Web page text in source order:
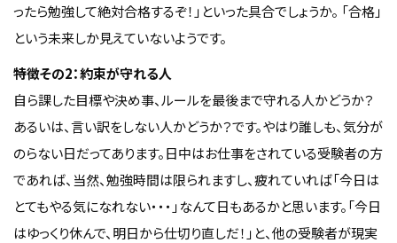
ったら勉強して絶対合格するぞ！」といった具合でしょうか。 「合格」
という未来しか見えていないようです。
特徴その2：約束が守れる人
自ら課した目標や決め事、ルールを最後まで守れる人かどうか？
あるいは、言い訳をしない人かどうか？です。やはり誰しも、気分が
のらない日だってあります。日中はお仕事をされている受験者の方
であれば、当然、勉強時間は限られますし、疲れていれば「今日は
とてもやる気になれない・・・」なんて日もあるかと思います。「今日
はゆっくり休んで、明日から仕切り直しだ！」と、他の受験者が現実